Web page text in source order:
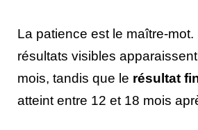
La patience est le maître-mot.
résultats visibles
mois, tandis que le résultat
atteint entre 12 et 18 mois